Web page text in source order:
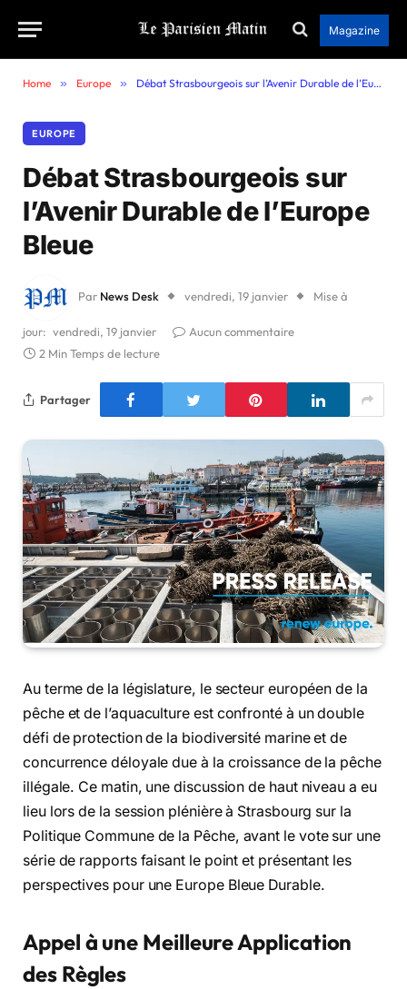
Magazine
Home » Europe » Débat Strasbourgeois sur l’Avenir Durable de l’Europe Bleue
EUROPE
Débat Strasbourgeois sur
l’Avenir Durable de l’Europe
Bleue
Par News Desk vendredi, 19 janvier Mise à
jour: vendredi, 19 janvier
Aucun commentaire
2 Min Temps de lecture
Partager
Au terme de la législature, le secteur européen de la
pêche et de l’aquaculture est confronté à un double
défi de protection de la biodiversité marine et de
concurrence déloyale due à la croissance de la pêche
illégale. Ce matin, une discussion de haut niveau a eu
lieu lors de la session plénière à Strasbourg sur la
Politique Commune de la Pêche, avant le vote sur une
série de rapports faisant le point et présentant les
perspectives pour une Europe Bleue Durable.
Appel à une Meilleure Application
des Règles